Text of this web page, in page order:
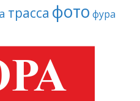
трасса фото фура